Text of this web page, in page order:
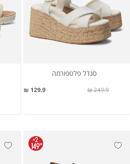
סנדל פלטפורמה
129.9 ₪ 249.9 ₪